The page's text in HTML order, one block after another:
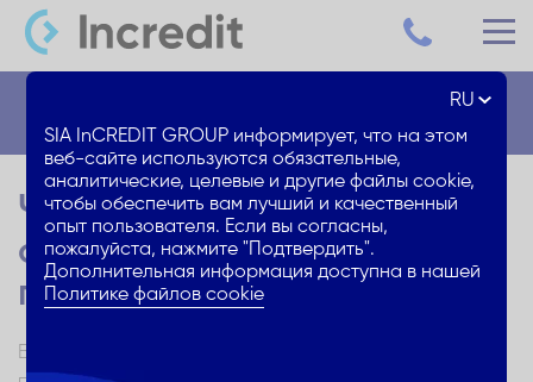
Что надо знать о
солнечных панелях в 2024
году?
Все чаще в Латвии можно увидеть парки солнечных
RU
SIA InCREDIT GROUP информирует, что на этом
веб-сайте используются обязательные,
аналитические, целевые и другие файлы cookie,
чтобы обеспечить вам лучший и качественный
опыт пользователя. Если вы согласны,
пожалуйста, нажмите "Подтвердить".
Дополнительная информация доступна в нашей
Политике файлов cookie